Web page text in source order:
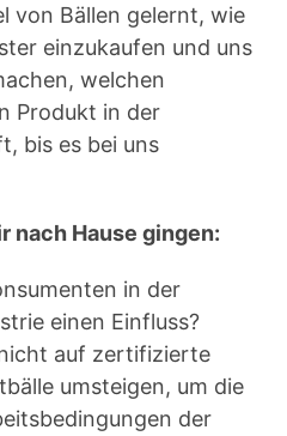
von Bällen gelernt, wie
einzukaufen und uns
welchen
Produkt in der
bis es bei uns
nach Hause gingen:
in der
einen Einfluss?
auf zertifizierte
umsteigen, um die
der